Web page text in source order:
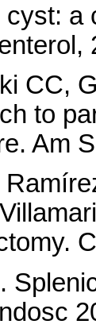
cyst: a
CC,
to
Am